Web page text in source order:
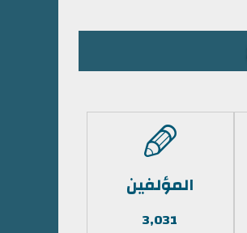
المؤلفين
3,031